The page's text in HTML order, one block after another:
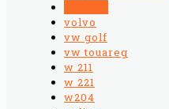
volvo
vw golf
vw touareg
w 211
w 221
w204